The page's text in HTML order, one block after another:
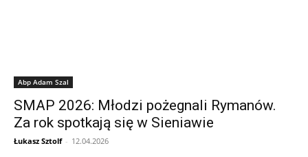
Abp Adam Szal
SMAP 2026: Młodzi pożegnali Rymanów.
Za rok spotkają się w Sieniawie
Łukasz Sztolf - 12.04.2026